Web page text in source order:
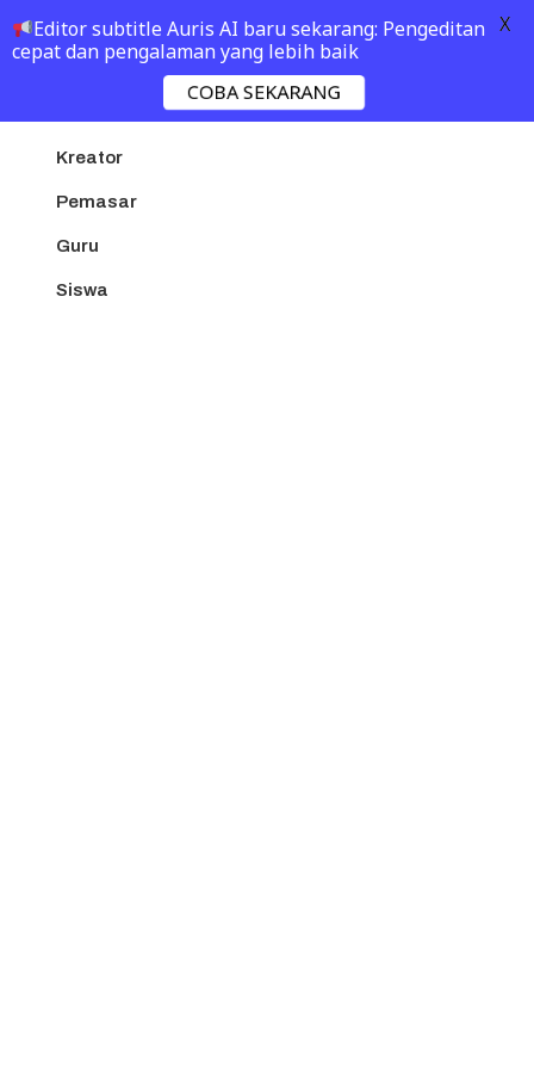
Perusahaan
Kreator
Pemasar
Guru
Siswa
Editor subtitle Auris AI baru sekarang: Pengeditan
cepat dan pengalaman yang lebih baik
COBA SEKARANG
X